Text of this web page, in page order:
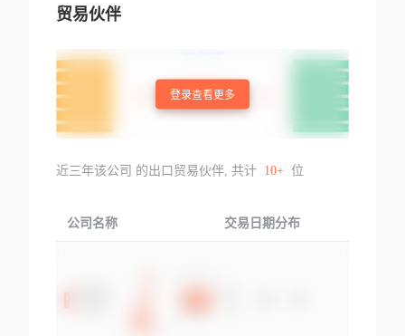
贸易伙伴
登录查看更多
近三年该公司 的出口贸易伙伴, 共计 10+ 位
公司名称 交易日期分布